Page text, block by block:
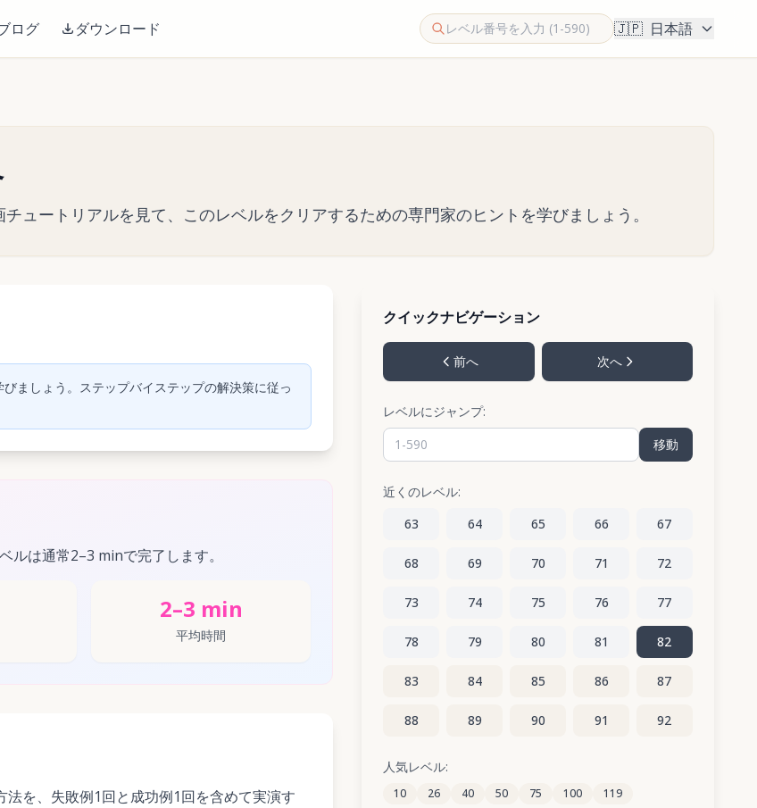
ログ ダウンロード 🇯🇵 日本語
ュートリアルを見て、このレベルをクリアするための専門家のヒントを学びましょう。
ましょう。ステップバイステップの解決策に従っ
は通常2–3 minで完了します。
2–3 min
平均時間
を、失敗例1回と成功例1回を含めて実演す
クイックナビゲーション
前へ 次へ
レベルにジャンプ:
移動
近くのレベル:
63
64 65 66 67
68 69 70 71 72
73 74 75 76 77
78 79 80 81 82
83 84 85 86 87
88 89 90 91 92
93
98 99 100 101
人気レベル:
10 26 40 50 75 100 119